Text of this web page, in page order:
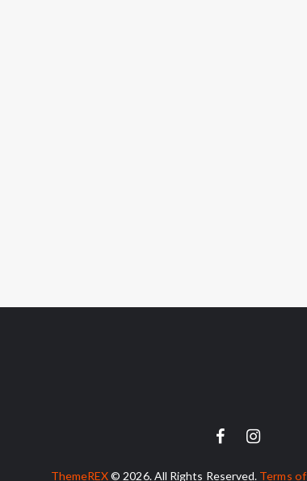
ThemeREX© 2026. All Rights Reserved. Terms